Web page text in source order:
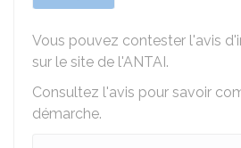
Vous pouvez contester l'avis
sur le site de l'ANTAI.
Consultez l'avis pour savoir
démarche.